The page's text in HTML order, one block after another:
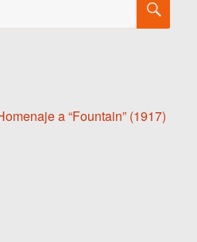
a “Fountain” (1917)